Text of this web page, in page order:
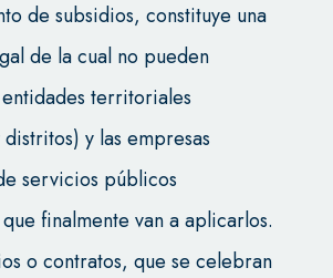
de subsidios, constituye una
de la cual no pueden
territoriales
y las empresas
servicios públicos
finalmente van a aplicarlos.
o contratos, que se celebran